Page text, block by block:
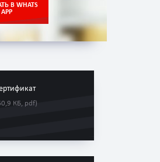
В WHATS
APP
КБ, pdf)